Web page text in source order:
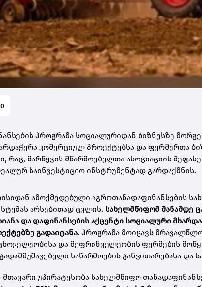
პროგრამა სოციალურიდან ბიზნესზე
კომერციულ პროექტებსა და ფერმერთა
რაც, მარწყვის მწარმოებელთა ასოციაციის
საინვესტიციო ინსტრუმენტად გარდაქმნის.
ამოქმედებული აგროთანადაფინანსების
არსებითად ცვლის. სახელმწიფომ მანამდე
და დაფინანსების აქცენტი სოციალური
გადაიტანა. პროგრამა მოიცავს
და მეფრინველეობის ფერმების
საწარმოების განვითარებასა და
მთავარი უპირატესობა სახელმწიფო